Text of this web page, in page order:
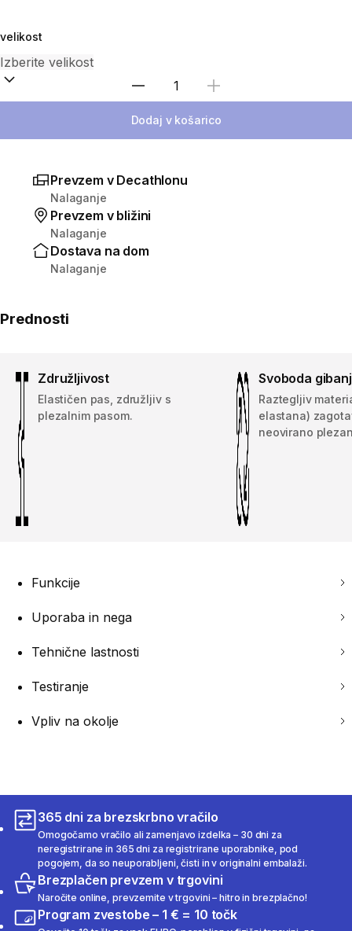
velikost
Izberite količino
Dodaj v košarico
Prevzem v Decathlonu
Nalaganje
Prevzem v bližini
Nalaganje
Dostava na dom
Nalaganje
Prednosti
Združljivost
Elastičen pas, združljiv s
plezalnim pasom.
Svoboda
Raztegljiv
elastana)
neovirano
Funkcije
Uporaba in nega
Tehnične lastnosti
Testiranje
Vpliv na okolje
365 dni za brezskrbno vračilo
Omogočamo vračilo ali zamenjavo izdelka – 30 dni za
neregistrirane in 365 dni za registrirane uporabnike, pod
pogojem, da so neuporabljeni, čisti in v originalni embalaži.
Brezplačen prevzem v trgovini
Naročite online, prevzemite v trgovini – hitro in brezplačno!
Program zvestobe – 1 € = 10 točk